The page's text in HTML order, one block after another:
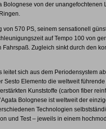
Bolognese von der
von 570 PS, seinem sensationell
auf Tempo 100 von
Zugleich sinkt durch den
leitet sich aus dem Periodensystem
Sesto Elemento die weltweit
Kunststoffe (carbon fiber
Bolognese ist weltweit der
Technologien
und Test – jeweils in einem